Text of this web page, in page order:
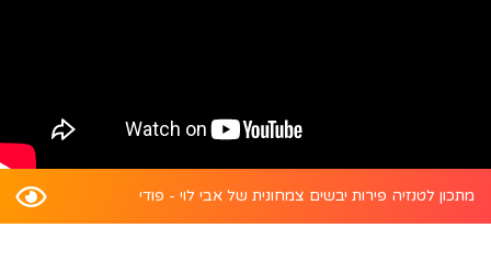
מתכון לטנזיה פירות יבשים צמחונית של אבי לוי - פודי